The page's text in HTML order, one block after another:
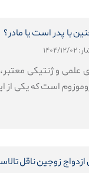
با پدر است یا مادر؟
۱۲/۰۲
علمی و ژنتیکی
زوجین ناقل